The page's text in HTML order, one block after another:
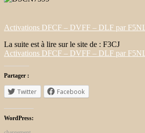
Activations DFCF – DVFF – DLF par
La suite est à lire sur le site de : F3CJ
Activations DFCF – DVFF – DLF par
Partager :
Twitter Facebook
WordPress: